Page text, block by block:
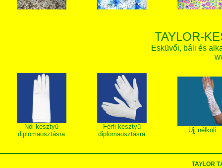
TAYLOR-
Esküvői, báli és
Női kesztyű
diplomaosztásra
Férfi kesztyű
diplomaosztásra
Ujj nélküli
TAYLOR